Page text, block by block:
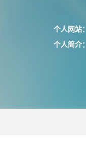
个人网站：
个人简介：